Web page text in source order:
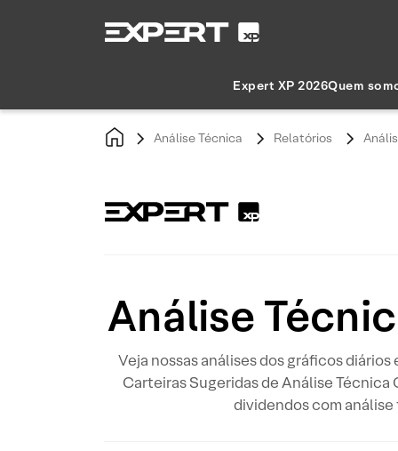
Expert XP 2026Quem
Análise Técnica Relatórios
Análise
Veja nossas análises dos gráficos
Carteiras Sugeridas de Análise
dividendos com análise